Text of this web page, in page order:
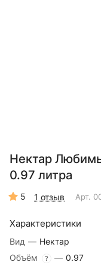
Нектар
0.97 литра
5 1 отзыв Арт.
Характеристики
Вид — Нектар
Объём
? — 0.97